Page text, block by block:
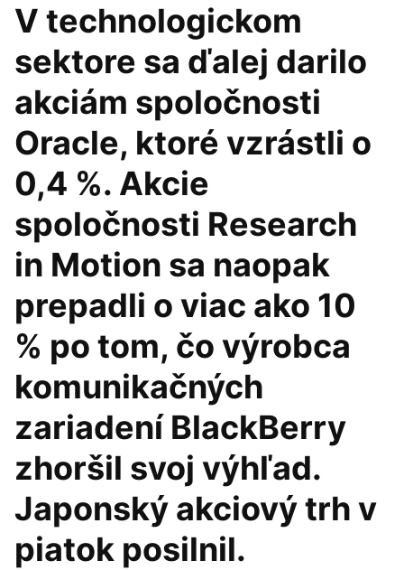
V technologickom
sektore sa ďalej darilo
akciám spoločnosti
Oracle, ktoré vzrástli o
0,4 %. Akcie
spoločnosti Research
in Motion sa naopak
prepadli o viac ako 10
% po tom, čo výrobca
komunikačných
zariadení BlackBerry
zhoršil svoj výhľad.
Japonský akciový trh v
piatok posilnil.